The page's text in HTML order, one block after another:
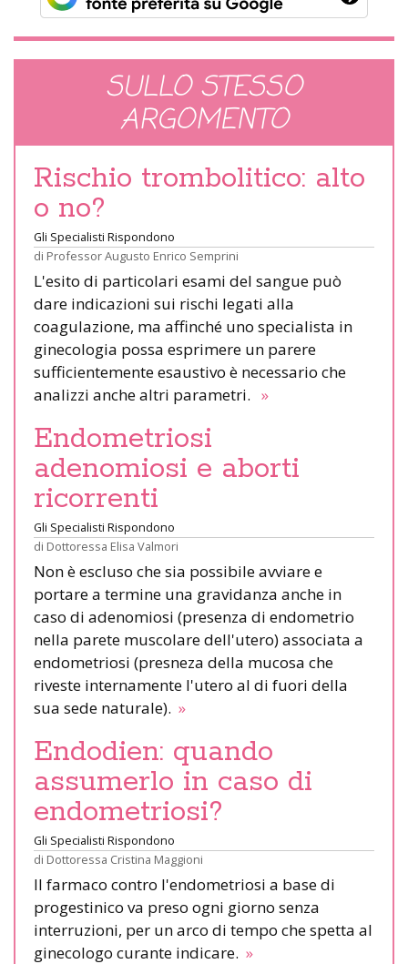
SULLO STESSO
ARGOMENTO
Rischio trombolitico: alto
o no?
Gli Specialisti Rispondono
di Professor Augusto Enrico Semprini
L'esito di particolari esami del sangue può
dare indicazioni sui rischi legati alla
coagulazione, ma affinché uno specialista in
ginecologia possa esprimere un parere
sufficientemente esaustivo è necessario che
analizzi anche altri parametri. »
Endometriosi
adenomiosi e aborti
ricorrenti
Gli Specialisti Rispondono
di Dottoressa Elisa Valmori
Non è escluso che sia possibile avviare e
portare a termine una gravidanza anche in
caso di adenomiosi (presenza di endometrio
nella parete muscolare dell'utero) associata a
endometriosi (presneza della mucosa che
riveste internamente l'utero al di fuori della
sua sede naturale). »
Endodien: quando
assumerlo in caso di
endometriosi?
Gli Specialisti Rispondono
di Dottoressa Cristina Maggioni
Il farmaco contro l'endometriosi a base di
progestinico va preso ogni giorno senza
interruzioni, per un arco di tempo che spetta al
ginecologo curante indicare. »